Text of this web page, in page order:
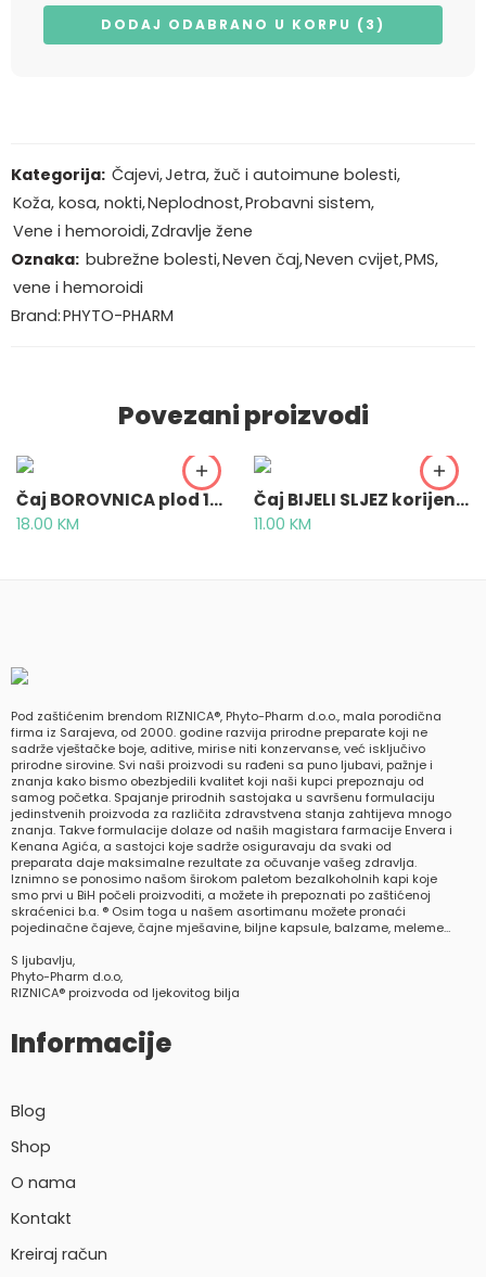
DODAJ ODABRANO U KORPU (3)
Kategorija: Čajevi,Jetra, žuč i autoimune bolesti,
Koža, kosa, nokti,Neplodnost,Probavni sistem,
Vene i hemoroidi,Zdravlje žene
Oznaka: bubrežne bolesti,Neven čaj,Neven cvijet,PMS,
vene i hemoroidi
Brand:PHYTO-PHARM
Povezani proizvodi
Čaj BOROVNICA plod 100g – Myrtili fructus
18.00 KM
Čaj BIJELI SLJEZ korijen 50g – Althaeae radix
11.00 KM
Pod zaštićenim brendom RIZNICA®, Phyto-Pharm d.o.o., mala porodična
firma iz Sarajeva, od 2000. godine razvija prirodne preparate koji ne
sadrže vještačke boje, aditive, mirise niti konzervanse, već isključivo
prirodne sirovine. Svi naši proizvodi su rađeni sa puno ljubavi, pažnje i
znanja kako bismo obezbjedili kvalitet koji naši kupci prepoznaju od
samog početka. Spajanje prirodnih sastojaka u savršenu formulaciju
jedinstvenih proizvoda za različita zdravstvena stanja zahtijeva mnogo
znanja. Takve formulacije dolaze od naših magistara farmacije Envera i
Kenana Agića, a sastojci koje sadrže osiguravaju da svaki od
preparata daje maksimalne rezultate za očuvanje vašeg zdravlja.
Iznimno se ponosimo našom širokom paletom bezalkoholnih kapi koje
smo prvi u BiH počeli proizvoditi, a možete ih prepoznati po zaštićenoj
skraćenici b.a. ® Osim toga u našem asortimanu možete pronaći
pojedinačne čajeve, čajne mješavine, biljne kapsule, balzame, meleme…
S ljubavlju,
Phyto-Pharm d.o.o,
RIZNICA® proizvoda od ljekovitog bilja
Informacije
Blog
Shop
O nama
Kontakt
Kreiraj račun